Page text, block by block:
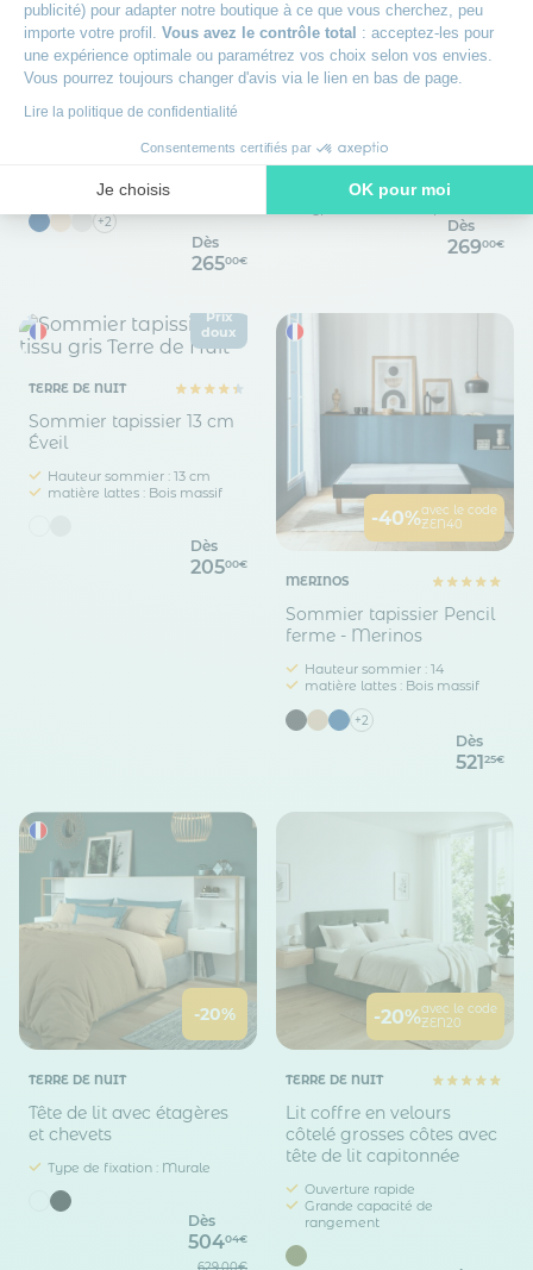
publicité) pour adapter notre boutique à ce que vous cherchez, peu
importe votre profil. Vous avez le contrôle total : acceptez-les pour
une expérience optimale ou paramétrez vos choix selon vos envies.
Vous pourrez toujours changer d'avis via le lien en bas de page.
Lire la politique de confidentialité
Consentements certifiés par
Je choisis OK pour moi
Axeptio consent
Plateforme de Gestion du Consentement : Personnalisez vos
Notre plateforme vous permet d'adapter et de gérer vos
Prix
doux
SOMEO
Sommier déco tapissier
Type de lattes : Lattes fixes
+2
Dès
26500€
Prix
doux
TERRE DE NUIT
bois massif naturel - Terre
de Nuit
Matière : Chêne Massif
Dès
26900€
Prix
doux
TERRE DE NUIT
Sommier tapissier 13 cm
Éveil
Hauteur sommier : 13 cm
matière lattes : Bois massif
Dès
20500€
-40%avec le code
ZEN40
MERINOS
Sommier tapissier Pencil
ferme - Merinos
Hauteur sommier : 14
matière lattes : Bois massif
+2
Dès
52125€
-20%
TERRE DE NUIT
Tête de lit avec étagères
et chevets
Type de fixation : Murale
Dès
50404€
-20%avec le code
ZEN20
TERRE DE NUIT
Lit coffre en velours
côtelé grosses côtes avec
tête de lit capitonnée
Ouverture rapide
Grande capacité de
rangement